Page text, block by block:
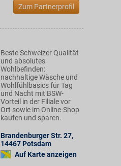
Zum Partnerprofil
Beste Schweizer Qualität
und absolutes
Wohlbefinden:
nachhaltige Wäsche und
Wohlfühlbasics für Tag
und Nacht mit BSW-
Vorteil in der Filiale vor
Ort sowie im Online-Shop
kaufen und sparen.
Brandenburger Str. 27,
14467 Potsdam
Auf Karte anzeigen